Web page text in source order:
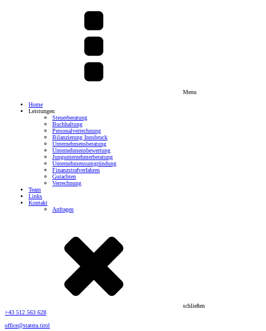
Menu
Home
Leistungen
Steuerberatung
Buchhaltung
Personalverrechnung
Bilanzierung Innsbruck
Unternehmensberatung
Unternehmensbewertung
Jungunternehmerberatung
Unternehmensumgründung
Finanzstrafverfahren
Gutachten
Verrechnung
Team
Links
Kontakt
Anfragen
schließen
+43 512 563 628
office@statera.tirol